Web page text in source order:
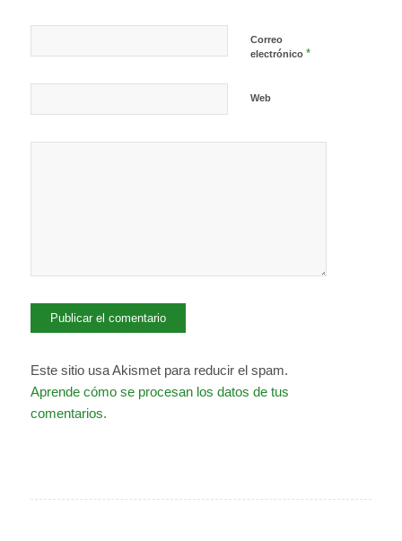
Correo
electrónico *
Web
Este sitio usa Akismet para reducir el spam.
Aprende cómo se procesan los datos de tus
comentarios.